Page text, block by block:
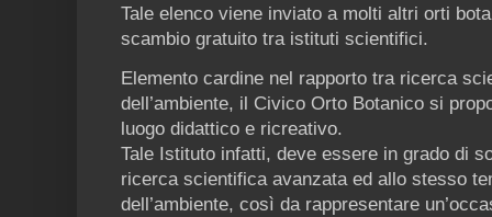
Tale elenco viene inviato a molti altri orti
scambio gratuito tra istituti scientifici.
Elemento cardine nel rapporto tra ricerca
dell’ambiente, il Civico Orto Botanico si
luogo didattico e ricreativo.
Tale Istituto infatti, deve essere in grado di
ricerca scientifica avanzata ed allo stesso
dell’ambiente, così da rappresentare